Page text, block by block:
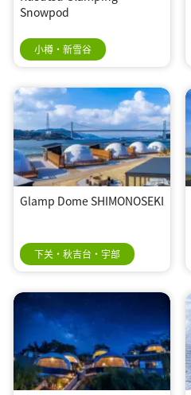
Snowpod
小樽・新雪谷
Glamp Dome SHIMONOSEKI
下关・秋吉台・宇部